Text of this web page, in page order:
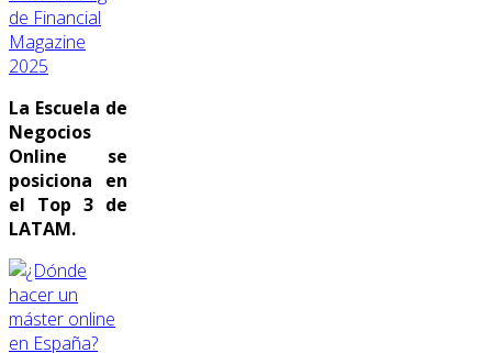
de Financial
Magazine
2025
La Escuela de
Negocios
Online se
posiciona en
el Top 3 de
LATAM.